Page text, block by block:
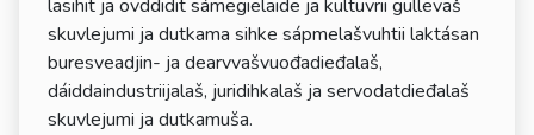
lasihit ja ovddidit sámegielaide ja kultuvrii gullevaš
skuvlejumi ja dutkama sihke sápmelašvuhtii laktásan
buresveadjin- ja dearvvašvuođadieđalaš,
dáiddaindustriijalaš, juridihkalaš ja servodatdieđalaš
skuvlejumi ja dutkamuša.